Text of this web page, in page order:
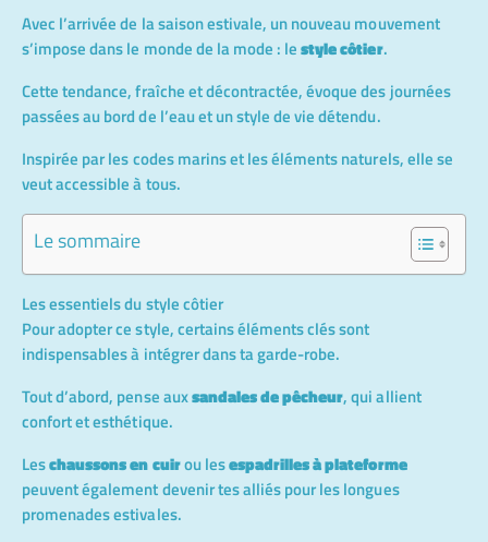
Avec l’arrivée de la saison estivale, un nouveau mouvement
s’impose dans le monde de la mode : lestyle côtier.
Cette tendance, fraîche et décontractée, évoque des journées
passées au bord de l’eau et un style de vie détendu.
Inspirée par les codes marins et les éléments naturels, elle se
veut accessible à tous.
Le sommaire
Les essentiels du style côtier
Pour adopter ce style, certains éléments clés sont
indispensables à intégrer dans ta garde-robe.
Tout d’abord, pense auxsandales de pêcheur, qui allient
confort et esthétique.
Leschaussons en cuirou lesespadrilles à plateforme
peuvent également devenir tes alliés pour les longues
promenades estivales.